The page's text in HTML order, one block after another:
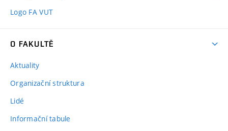
Logo FA VUT
O FAKULTĚ
Aktuality
Organizační struktura
Lidé
Informační tabule